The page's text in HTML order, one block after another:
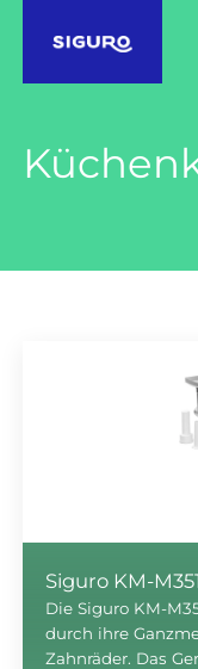
Siguro KM-
Die Siguro KM-
durch ihre
Zahnräder. Das